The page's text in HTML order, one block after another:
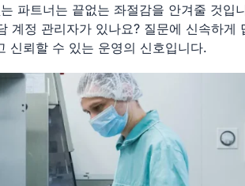
파트너는 끝없는 좌절감을 안겨줄 것입
계정 관리자가 있나요? 질문에 신속하게
신뢰할 수 있는 운영의 신호입니다.